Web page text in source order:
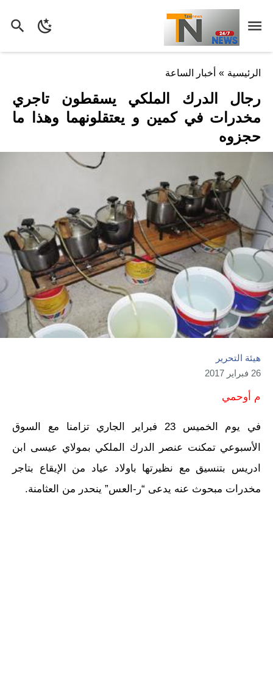
الرئيسية » أخبار الساعة
رجال الدرك الملكي يسقطون تاجري
مخدرات في كمين و يعتقلونهما وهذا ما
حجزوه
هيئة التحرير
26 فبراير 2017
م أوحمي
في يوم الخميس 23 فبراير الجاري تزامنا مع السوق
الأسبوعي تمكنت عنصر الدرك الملكي بمولاي عيسى ابن
ادريس بتنسيق مع نظيرتها باولاد عياد من الإيقاع بتاجر
مخدرات مبحوث عنه يدعى “ر-العس” ينحدر من العثامنة.